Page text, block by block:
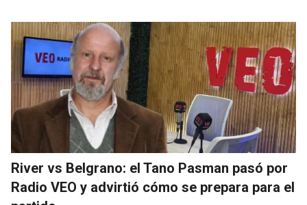
River vs Belgrano: el Tano Pasman pasó por
Radio VEO y advirtió cómo se prepara para el